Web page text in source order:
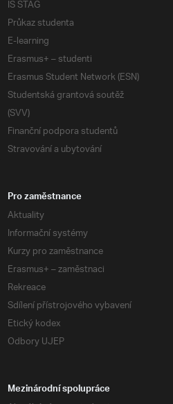
IS STAG
Průkaz studenta
E-learning
Erasmus+ – studenti
Erasmus Student Network (ESN)
Studentská grantová soutěž
(SVV)
Finanční podpora studentů
Stravování a ubytování
Pro zaměstnance
Aktuality
Informační systémy
Kurzy pro zaměstnance
Erasmus+ – zaměstnaci
Rekreace
Sdílení přístrojového vybavení
Etický kodex
Odbory UJEP
Mezinárodní spolupráce